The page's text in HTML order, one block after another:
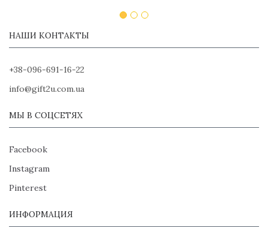
НАШИ КОНТАКТЫ
+38-096-691-16-22
info@gift2u.com.ua
МЫ В СОЦСЕТЯХ
Facebook
Instagram
Pinterest
ИНФОРМАЦИЯ